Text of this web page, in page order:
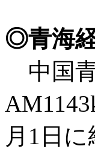
◎青海
中国
月1日